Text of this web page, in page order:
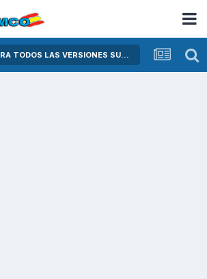
TEMAS COMUNES PARA TODOS LAS VERSIONES SUPER DINK